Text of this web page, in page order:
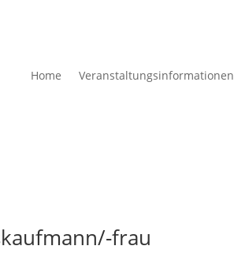
Home Veranstaltungs­informationen
frau